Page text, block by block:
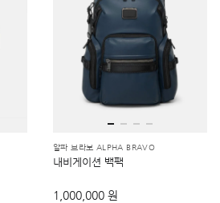
알파 브라보 ALPHA BRAVO
내비게이션 백팩
1,000,000 원